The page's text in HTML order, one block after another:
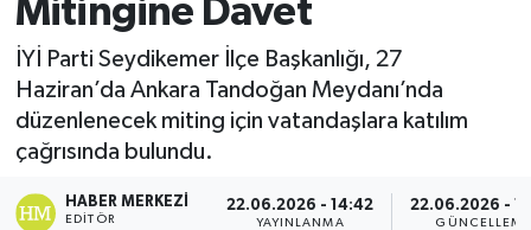
Mitingine Davet
İYİ Parti Seydikemer İlçe Başkanlığı, 27
Haziran’da Ankara Tandoğan Meydanı’nda
düzenlenecek miting için vatandaşlara katılım
çağrısında bulundu.
HABER MERKEZI
EDITÖR
22.06.2026 - 14:42
YAYINLANMA
22.06.2026 -
GÜNCELLEME
Ekonomi
Kültür
Spor
Süper Lig Puan Durumu ve Fikstür
Tüm Manşetler
Son Dakika Haberleri
Haber Arşivi